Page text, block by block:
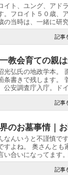
イト、ユング、アド
。フロイト５０歳、
の当時は、一緒に研
記事
教会育ての親
光弘氏の地政学本。
条書きで残します。
公安調査庁入庁。ド
記事
のお墓事情｜
なんいうと不謹慎で
すよね。 奥さんとも
い合いになってます
記事